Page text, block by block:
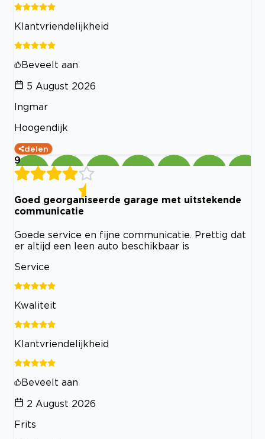
Klantvriendelijkheid
Beveelt aan
5 August 2026
Ingmar
Hoogendijk
delen
9
Goed georganiseerde garage met uitstekende
communicatie
Goede service en fijne communicatie. Prettig dat
er altijd een leen auto beschikbaar is
Service
Kwaliteit
Klantvriendelijkheid
Beveelt aan
2 August 2026
Frits